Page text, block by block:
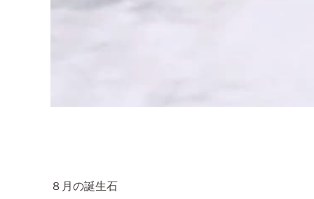
８月の誕生石